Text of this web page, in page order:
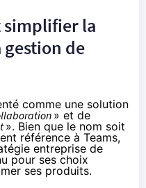
simplifier la
de
comme une solution
» et de
». Bien que le nom soit
référence à Teams,
entreprise de
pour ses choix
ses produits.